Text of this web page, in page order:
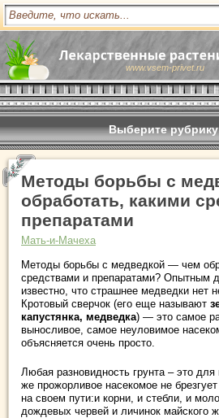
www.vsem-privet.ru
Выберите
Методы борьбы с
обработать, какими
препаратами
Мать-и-Мачеха
Методы борьбы с медведкой — чем
средствами и препаратами? Опытным
известно, что страшнее медведки нет
Кротовый сверчок (его еще называют
капустянка, медведка) — это самое
выносливое, самое неуловимое
объясняется очень просто.
Любая разновидность грунта – это
же прожорливое насекомое не
на своем пути:и корни, и стебли, и
дождевых червей и личинок майского